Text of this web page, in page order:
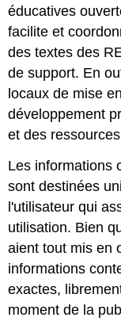
éducatives
facilite et
des textes des
de support. En
locaux de mise
développement
et des
Les informations
sont destinées
l'utilisateur qui
utilisation. Bien
aient tout mis en
informations
exactes,
moment de la